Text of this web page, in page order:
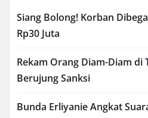
Siang Bolong! Korban
Rp30 Juta
Rekam Orang Diam-Diam di
Berujung Sanksi
Bunda Erliyanie Angkat